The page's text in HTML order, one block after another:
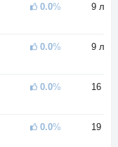
0.0% 9 лет
0.0% 9 лет
0.0% 16 лет
0.0% 19 лет